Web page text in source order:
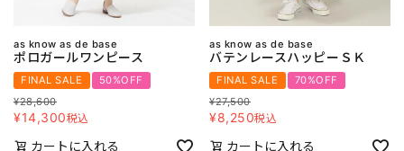
as know as de base
ポロガールワンピース
FINAL SALE
50%OFF
¥28,600
¥14,300税込
カートに入れる
as know as de base
バテンレースハッピーＳＫ
FINAL SALE
70%OFF
¥27,500
¥8,250税込
カートに入れる